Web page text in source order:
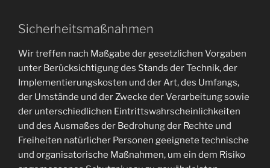
Sicherheitsmaßnahmen
Wir treffen nach Maßgabe der gesetzlichen Vorgaben
unter Berücksichtigung des Stands der Technik, der
Implementierungskosten und der Art, des Umfangs,
der Umstände und der Zwecke der Verarbeitung sowie
der unterschiedlichen Eintrittswahrscheinlichkeiten
und des Ausmaßes der Bedrohung der Rechte und
Freiheiten natürlicher Personen geeignete technische
und organisatorische Maßnahmen, um ein dem Risiko